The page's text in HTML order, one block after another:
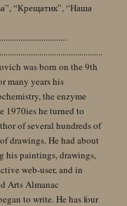
“Крещатик”, “Наша
was born on the 9th
many years his
the enzyme
1970ies he turned to
of several hundreds of
drawings. He had about
his paintings, drawings,
web-user, and in
Arts Almanac
to write. He has four